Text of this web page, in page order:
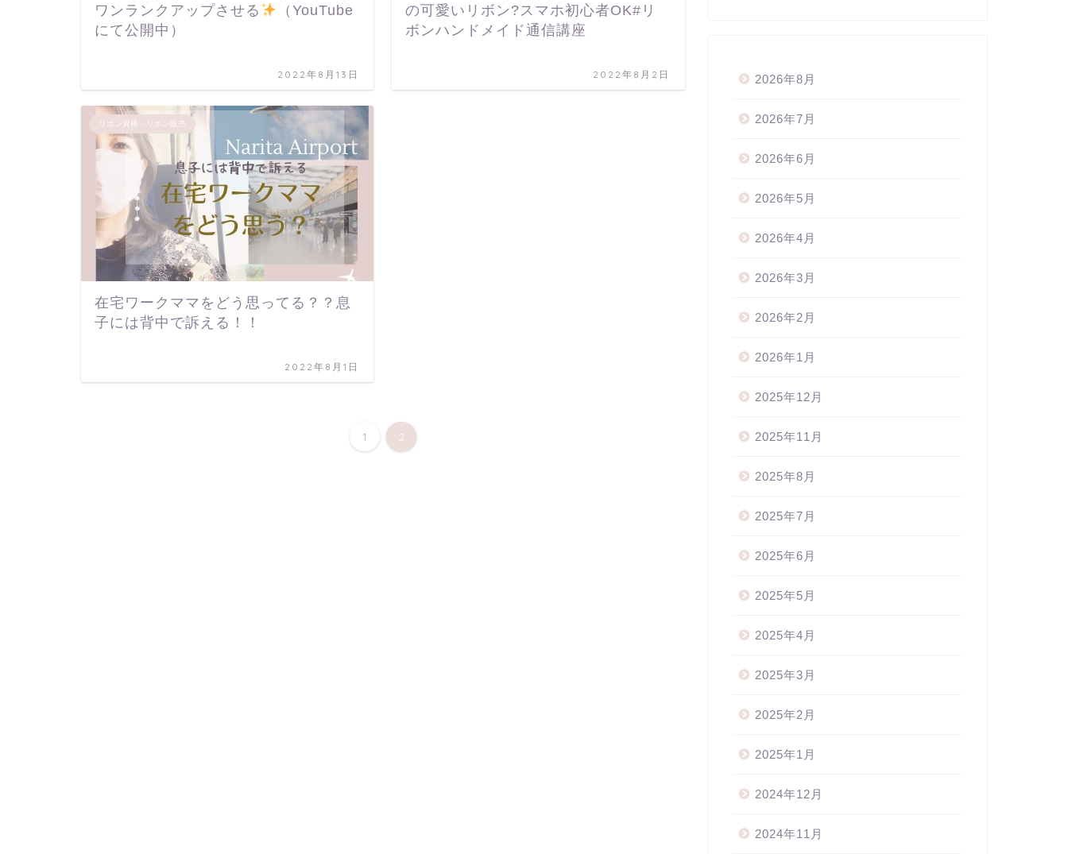
ワンランクアップさせる
（YouTube
にて公開中）
2022年8月13日
の可愛いリボン?スマホ初心者OK#リ
ボンハンドメイド通信講座
2022年8月2日
リボン資格・リボン販売
在宅ワークママをどう思ってる？？息
子には背中で訴える！！
2022年8月1日
1 2
2026年8月
2026年7月
2026年6月
2026年5月
2026年4月
2026年3月
2026年2月
2026年1月
2025年12月
2025年11月
2025年8月
2025年7月
2025年6月
2025年5月
2025年4月
2025年3月
2025年2月
2025年1月
2024年12月
2024年11月